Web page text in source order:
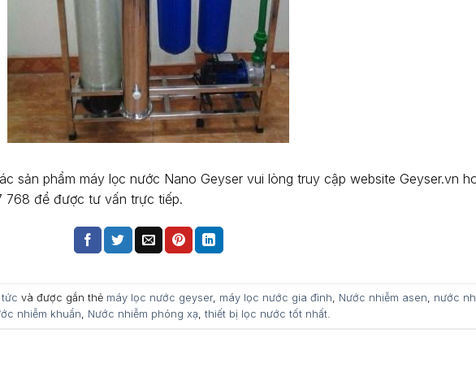
sản phẩm máy lọc nước Nano Geyser vui lòng truy cập website Geyser.vn
768 để được tư vấn trực tiếp.
và được gắn thẻ máy lọc nước geyser, máy lọc nước gia đình Nước nhiễm asen
nước
nhiễm khuẩn Nước nhiễm phóng xạ thiết bị lọc nước tốt nhất